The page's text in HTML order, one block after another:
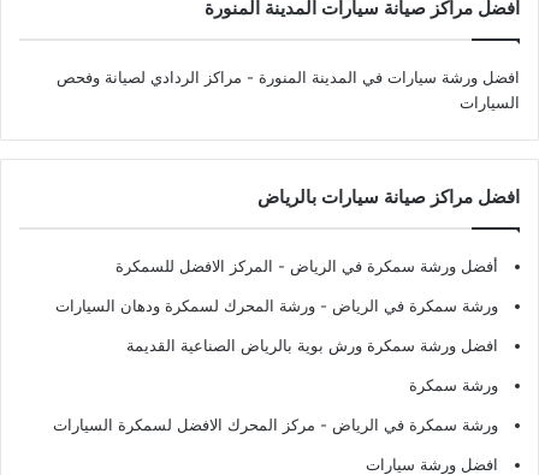
افضل مراكز صيانة سيارات المدينة المنورة
افضل ورشة سيارات في المدينة المنورة - مراكز الردادي لصيانة وفحص
السيارات
افضل مراكز صيانة سيارات بالرياض
أفضل ورشة سمكرة في الرياض - المركز الافضل للسمكرة
ورشة سمكرة في الرياض - ورشة المحرك لسمكرة ودهان السيارات
افضل ورشة سمكرة ورش بوية بالرياض الصناعية القديمة
ورشة سمكرة
ورشة سمكرة في الرياض - مركز المحرك الافضل لسمكرة السيارات
افضل ورشة سيارات